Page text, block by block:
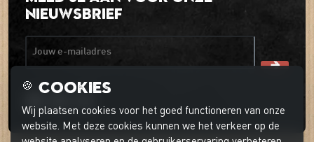
nieuwsbrief
🍪 Cookies
Wij plaatsen cookies voor het goed functioneren van onze
website. Met deze cookies kunnen we het verkeer op de